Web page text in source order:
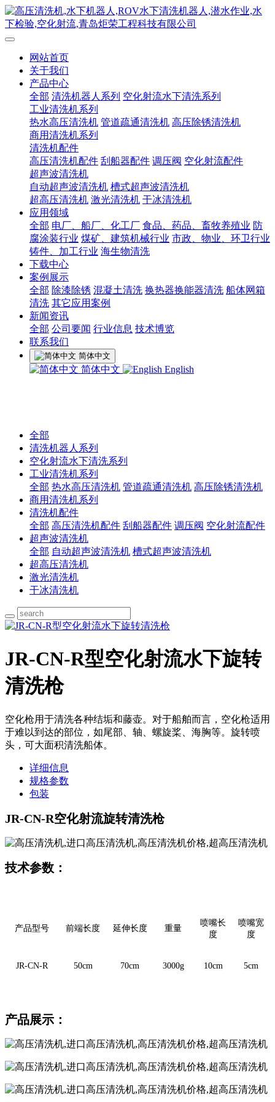
网站首页
关于我们
产品中心
全部 清洗机器人系列 空化射流水下清洗系列
工业清洗机系列
热水高压清洗机 管道疏通清洗机 高压除锈清洗机
商用清洗机系列
清洗机配件
高压清洗机配件 刮船器配件 调压阀 空化射流配件
超声波清洗机
自动超声波清洗机 槽式超声波清洗机
超高压清洗机 激光清洗机 干冰清洗机
应用领域
全部 电厂、船厂、化工厂 食品、药品、畜牧养殖业 防
腐涂装行业 煤矿、建筑机械行业 市政、物业、环卫行业
铸件、加工行业 海生物清洗
下载中心
案例展示
全部 除漆除锈 混凝土清洗 换热器换能器清洗 船体网箱
清洗 其它应用案例
新闻资讯
全部 公司要闻 行业信息 技术博览
联系我们
简体中文
简体中文 English
全部
清洗机器人系列
空化射流水下清洗系列
工业清洗机系列
全部 热水高压清洗机 管道疏通清洗机 高压除锈清洗机
商用清洗机系列
清洗机配件
全部 高压清洗机配件 刮船器配件 调压阀 空化射流配件
超声波清洗机
全部 自动超声波清洗机 槽式超声波清洗机
超高压清洗机
激光清洗机
干冰清洗机
JR-CN-R型空化射流水下旋转
清洗枪
空化枪用于清洗各种结垢和藤壶。对于船舶而言，空化枪适用
于难以到达的部位，如尾部、轴、螺旋桨、海胸等。旋转喷
头，可大面积清洗船体。
详细信息
规格参数
包装
JR-CN-R空化射流旋转清洗枪
技术参数：
产品型号 前端长度 延伸长度 重量
喷嘴长
度
喷嘴宽
度
JR-CN-R 50cm 70cm 3000g 10cm 5cm
产品展示：